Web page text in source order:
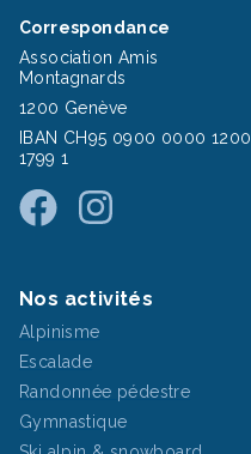
Correspondance
Association Amis
Montagnards
1200 Genève
IBAN CH95 0900 0000 1200
1799 1
Nos activités
Alpinisme
Escalade
Randonnée pédestre
Gymnastique